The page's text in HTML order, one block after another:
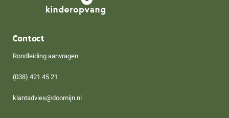
Contact
Rondleiding aanvragen
(038) 421 45 21
klantadvies@doomijn.nl